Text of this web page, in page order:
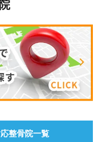
整骨院一覧